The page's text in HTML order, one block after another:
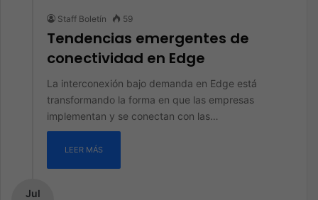
Staff Boletín 59
Tendencias emergentes de
conectividad en Edge
La interconexión bajo demanda en Edge está
transformando la forma en que las empresas
implementan y se conectan con las…
LEER MÁS
Jul